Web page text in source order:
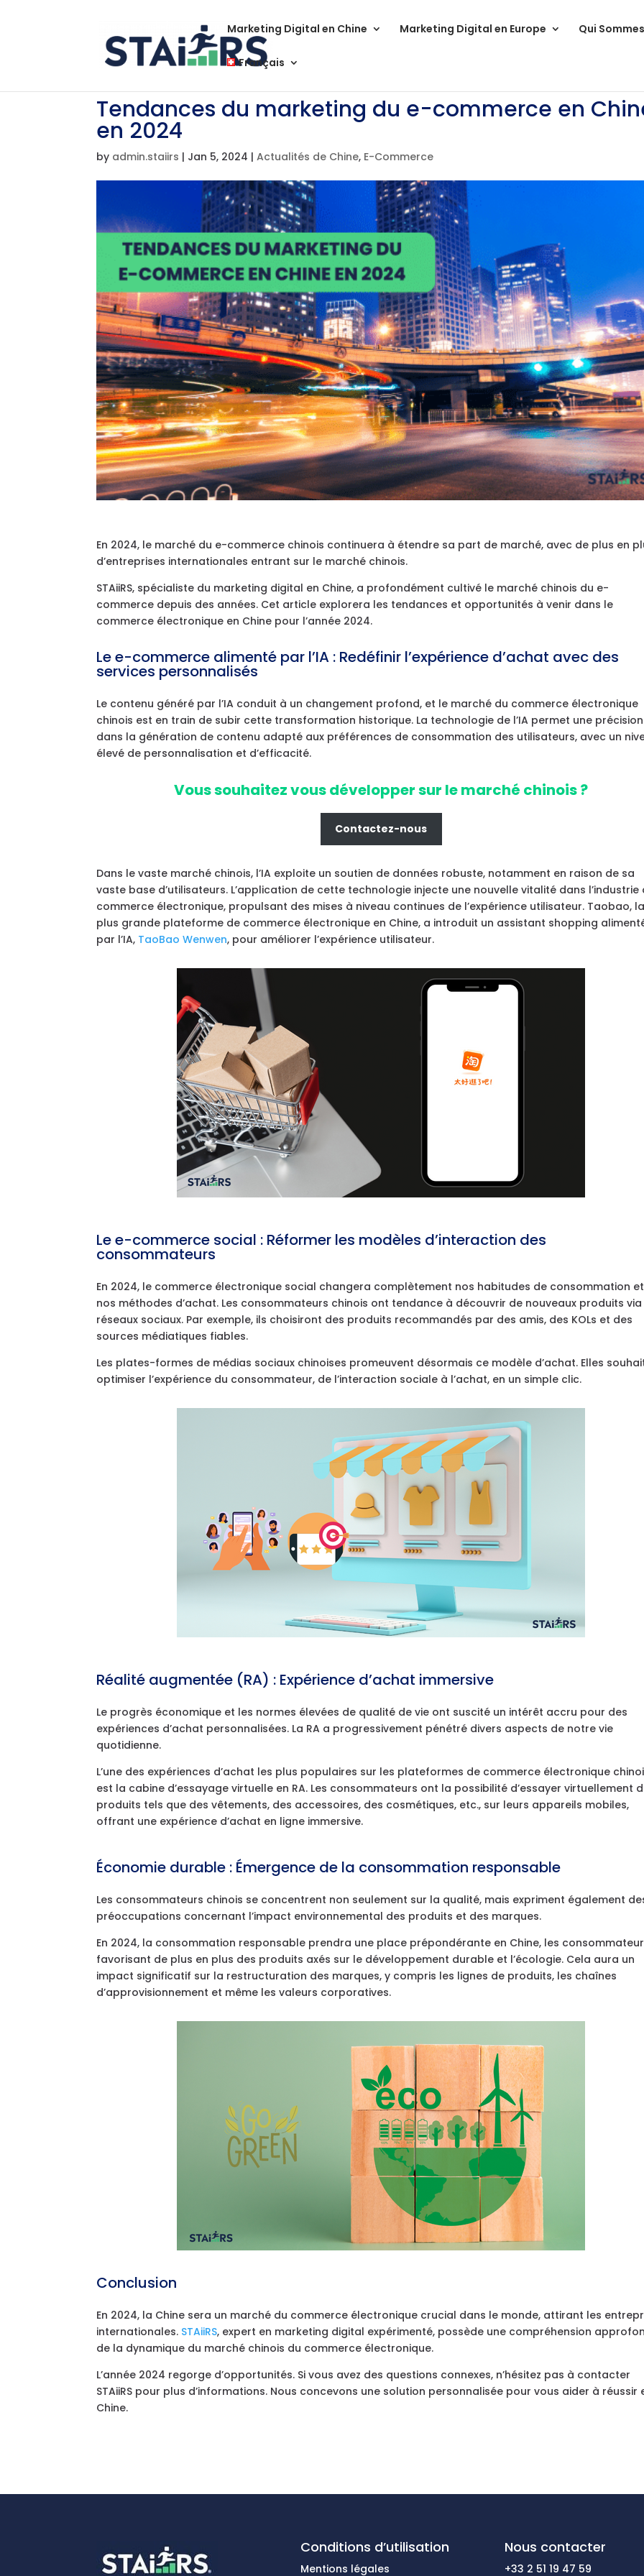
Marketing Digital en Chine Marketing Digital en Europe Qui
Français
Tendances du marketing du e-commerce en
en 2024
by admin.staiirs | Jan 5, 2024 |Actualités de Chine, E-Commerce
En 2024, le marché du e-commerce chinois continuera à étendre sa part de marché, avec de plus en
d’entreprises internationales entrant sur le marché chinois.
STAiiRS, spécialiste du marketing digital en Chine, a profondément cultivé le marché chinois du e-
commerce depuis des années. Cet article explorera les tendances et opportunités à venir dans le
commerce électronique en Chine pour l’année 2024.
Le e-commerce alimenté par l’IA : Redéfinir l’expérience d’achat avec des
services personnalisés
Le contenu généré par l’IA conduit à un changement profond, et le marché du commerce électronique
chinois est en train de subir cette transformation historique. La technologie de l’IA permet une précision
dans la génération de contenu adapté aux préférences de consommation des utilisateurs, avec un
élevé de personnalisation et d’efficacité.
Vous souhaitez vous développer sur le marché chinois ?
Contactez-nous
Dans le vaste marché chinois, l’IA exploite un soutien de données robuste, notamment en raison de sa
vaste base d’utilisateurs. L’application de cette technologie injecte une nouvelle vitalité dans l’industrie
commerce électronique, propulsant des mises à niveau continues de l’expérience utilisateur. Taobao,
plus grande plateforme de commerce électronique en Chine, a introduit un assistant shopping
par l’IA, TaoBao Wenwen, pour améliorer l’expérience utilisateur.
Le e-commerce social : Réformer les modèles d’interaction des
consommateurs
En 2024, le commerce électronique social changera complètement nos habitudes de consommation et
nos méthodes d’achat. Les consommateurs chinois ont tendance à découvrir de nouveaux produits
réseaux sociaux. Par exemple, ils choisiront des produits recommandés par des amis, des KOLs et des
sources médiatiques fiables.
Les plates-formes de médias sociaux chinoises promeuvent désormais ce modèle d’achat. Elles
optimiser l’expérience du consommateur, de l’interaction sociale à l’achat, en un simple clic.
Réalité augmentée (RA) : Expérience d’achat immersive
Le progrès économique et les normes élevées de qualité de vie ont suscité un intérêt accru pour des
expériences d’achat personnalisées. La RA a progressivement pénétré divers aspects de notre vie
quotidienne.
L’une des expériences d’achat les plus populaires sur les plateformes de commerce électronique
est la cabine d’essayage virtuelle en RA. Les consommateurs ont la possibilité d’essayer virtuellement
produits tels que des vêtements, des accessoires, des cosmétiques, etc., sur leurs appareils mobiles,
offrant une expérience d’achat en ligne immersive.
Économie durable : Émergence de la consommation responsable
Les consommateurs chinois se concentrent non seulement sur la qualité, mais expriment également
préoccupations concernant l’impact environnemental des produits et des marques.
En 2024, la consommation responsable prendra une place prépondérante en Chine, les
favorisant de plus en plus des produits axés sur le développement durable et l’écologie. Cela aura un
impact significatif sur la restructuration des marques, y compris les lignes de produits, les chaînes
d’approvisionnement et même les valeurs corporatives.
Conclusion
En 2024, la Chine sera un marché du commerce électronique crucial dans le monde, attirant les
internationales. STAiiRS, expert en marketing digital expérimenté, possède une compréhension
de la dynamique du marché chinois du commerce électronique.
L’année 2024 regorge d’opportunités. Si vous avez des questions connexes, n’hésitez pas à contacter
STAiiRS pour plus d’informations. Nous concevons une solution personnalisée pour vous aider à réussir
Chine.
Conditions d’utilisation
Mentions légales
Nous contacter
+33 2 51 19 47 59